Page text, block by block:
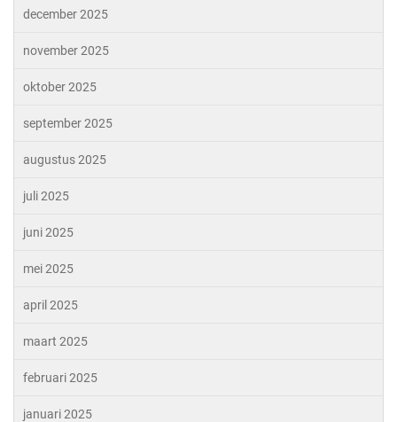
december 2025
november 2025
oktober 2025
september 2025
augustus 2025
juli 2025
juni 2025
mei 2025
april 2025
maart 2025
februari 2025
januari 2025